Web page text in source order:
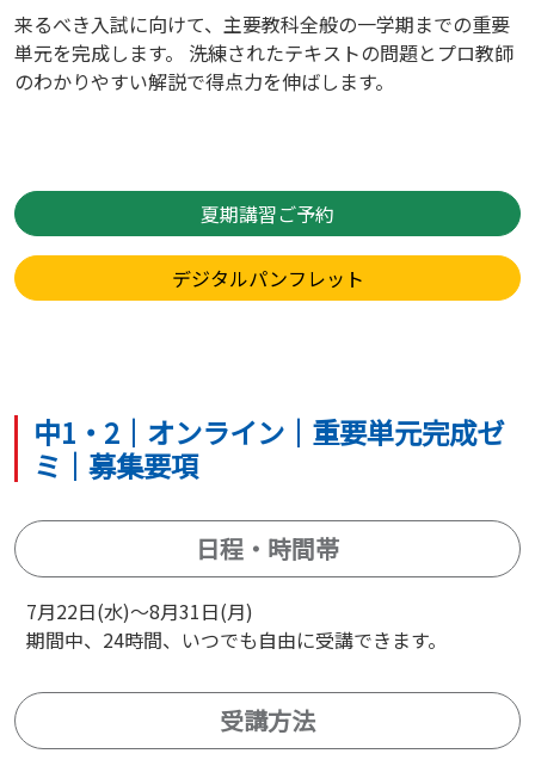
来るべき入試に向けて、主要教科全般の一学期までの重要
単元を完成します。 洗練されたテキストの問題とプロ教師
のわかりやすい解説で得点力を伸ばします。
夏期講習ご予約
デジタルパンフレット
中1・2｜オンライン｜重要単元完成ゼ
ミ｜募集要項
日程・時間帯
7月22日(水)～8月31日(月)
期間中、24時間、いつでも自由に受講できます。
受講方法